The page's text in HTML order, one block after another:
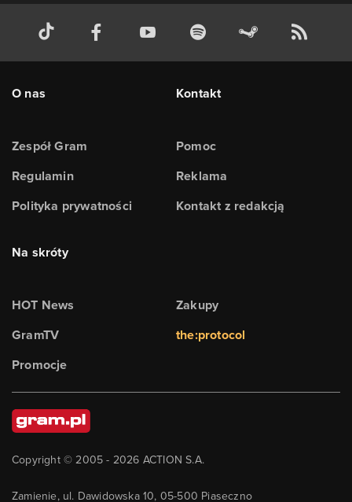
O nas
Zespół Gram
Regulamin
Polityka prywatności
Kontakt
Pomoc
Reklama
Kontakt z redakcją
Na skróty
HOT News
GramTV
Promocje
Zakupy
the:protocol
Copyright © 2005 - 2026 ACTION S.A.
Zamienie, ul. Dawidowska 10, 05-500 Piaseczno